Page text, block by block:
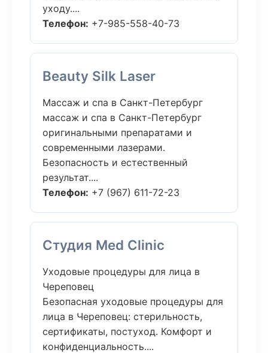
уходу....
Телефон: +7-985-558-40-73
Beauty Silk Laser
Массаж и спа в Санкт-Петербург
массаж и спа в Санкт-Петербург
оригинальными препаратами и
современными лазерами.
Безопасность и естественный
результат....
Телефон: +7 (967) 611-72-23
Студия Med Clinic
Уходовые процедуры для лица в
Череповец
Безопасная уходовые процедуры для
лица в Череповец: стерильность,
сертификаты, постуход. Комфорт и
конфиденциальность....